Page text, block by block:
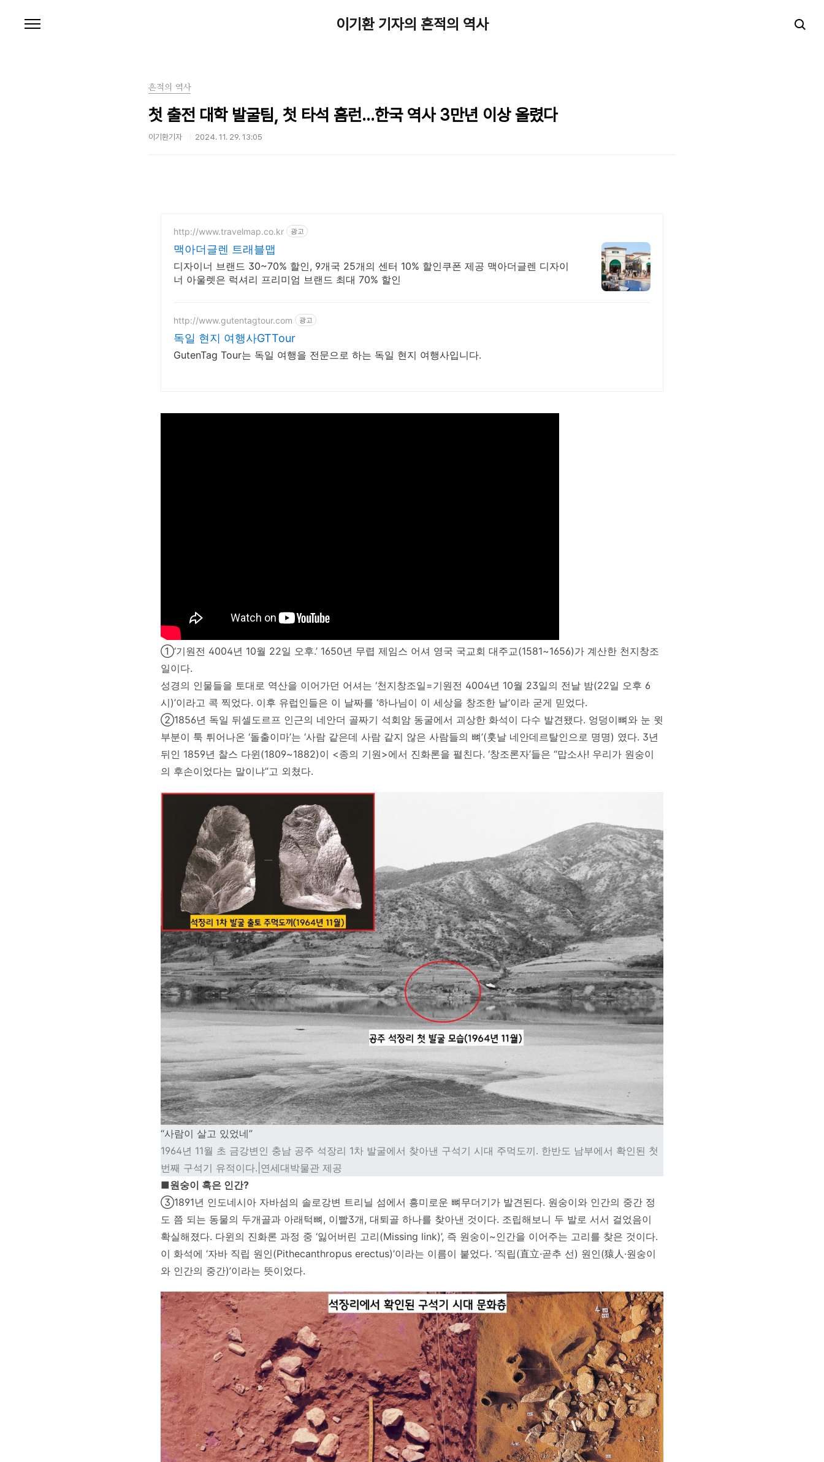
이기환 기자의 흔적의 역사
흔적의 역사
첫 출전 대학 발굴팀, 첫 타석 홈런…한국 역사 3만년 이상 올렸다
이기환기자 2024. 11. 29. 13:05
http://www.travelmap.co.kr 광고
맥아더글렌 트래블맵
디자이너 브랜드 30~70% 할인, 9개국 25개의 센터 10% 할인쿠폰 제공 맥아더글렌 디자이
너 아울렛은 럭셔리 프리미엄 브랜드 최대 70% 할인
http://www.gutentagtour.com 광고
독일 현지 여행사GTTour
GutenTag Tour는 독일 여행을 전문으로 하는 독일 현지 여행사입니다.
①‘기원전 4004년 10월 22일 오후.’ 1650년 무렵 제임스 어셔 영국 국교회 대주교(1581~1656)가 계산한 천지창조
일이다.
성경의 인물들을 토대로 역산을 이어가던 어셔는 ‘천지창조일=기원전 4004년 10월 23일의 전날 밤(22일 오후 6
시)’이라고 콕 찍었다. 이후 유럽인들은 이 날짜를 ‘하나님이 이 세상을 창조한 날’이라 굳게 믿었다.
②1856년 독일 뒤셀도르프 인근의 네안더 골짜기 석회암 동굴에서 괴상한 화석이 다수 발견됐다. 엉덩이뼈와 눈 윗
부분이 툭 튀어나온 ‘돌출이마’는 ‘사람 같은데 사람 같지 않은 사람들의 뼈’(훗날 네안데르탈인으로 명명) 였다. 3년
뒤인 1859년 찰스 다윈(1809~1882)이 <종의 기원>에서 진화론을 펼친다. ‘창조론자’들은 “맙소사! 우리가 원숭이
의 후손이었다는 말이냐”고 외쳤다.
“사람이 살고 있었네”
1964년 11월 초 금강변인 충남 공주 석장리 1차 발굴에서 찾아낸 구석기 시대 주먹도끼. 한반도 남부에서 확인된 첫
번째 구석기 유적이다.|연세대박물관 제공
■원숭이 혹은 인간?
③1891년 인도네시아 자바섬의 솔로강변 트리닐 섬에서 흥미로운 뼈무더기가 발견된다. 원숭이와 인간의 중간 정
도 쯤 되는 동물의 두개골과 아래턱뼈, 이빨3개, 대퇴골 하나를 찾아낸 것이다. 조립해보니 두 발로 서서 걸었음이
확실해졌다. 다윈의 진화론 과정 중 ‘잃어버린 고리(Missing link)’, 즉 원숭이~인간을 이어주는 고리를 찾은 것이다.
이 화석에 ‘자바 직립 원인(Pithecanthropus erectus)’이라는 이름이 붙었다. ‘직립(直立·곧추 선) 원인(猿人·원숭이
와 인간의 중간)’이라는 뜻이었다.